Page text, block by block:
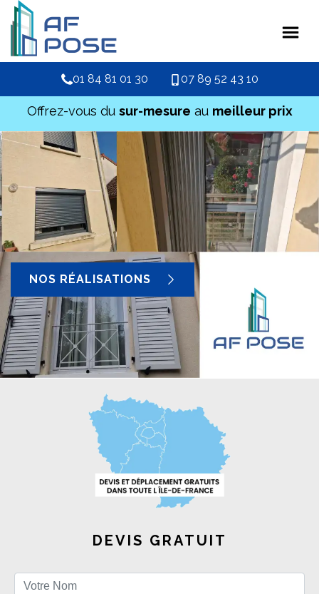
01 84 81 01 30 07 89 52 43 10
Offrez-vous du sur-mesure au meilleur prix
NOS RÉALISATIONS
DEVIS GRATUIT